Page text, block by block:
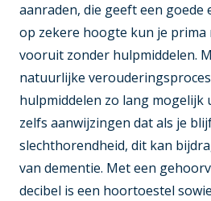
aanraden, die geeft een goede
op zekere hoogte kun je
vooruit zonder hulpmiddelen.
natuurlijke
hulpmiddelen zo lang mogelijk
zelfs aanwijzingen dat als je
slechthorendheid, dit kan
van dementie. Met een
decibel is een hoortoestel